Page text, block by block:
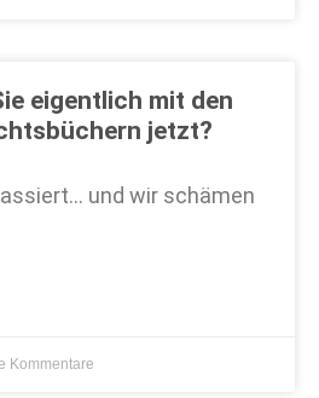
eigentlich mit den
jetzt?
und wir schämen
Kommentare